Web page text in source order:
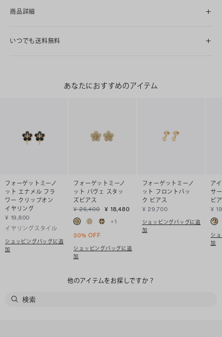
商品詳細
いつでも送料無料
あなたにおすすめのアイテム
フォーゲットミーノ
ット エナメル フラ
ワー クリップオン
イヤリング
¥ 19,800
イヤリングスタイル
ショッピングバッグに追
加
フォーゲットミーノ
ット パヴェ スタッ
ズピアス
¥ 26,400
¥ 18,480
+1
30% OFF
ショッピングバッグに追
加
フォーゲットミーノ
ット フロントバッ
ク ピアス
¥ 29,700
ショッピングバッグに追
加
ア
サ
ピ
¥
シ
加
他のアイテムをお探しですか？